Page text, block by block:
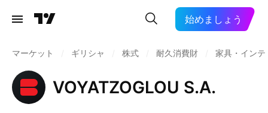
始めましょう
マーケット ギリシャ 株式 耐久消費財 家具・インテ
VOYATZOGLOU S.A.